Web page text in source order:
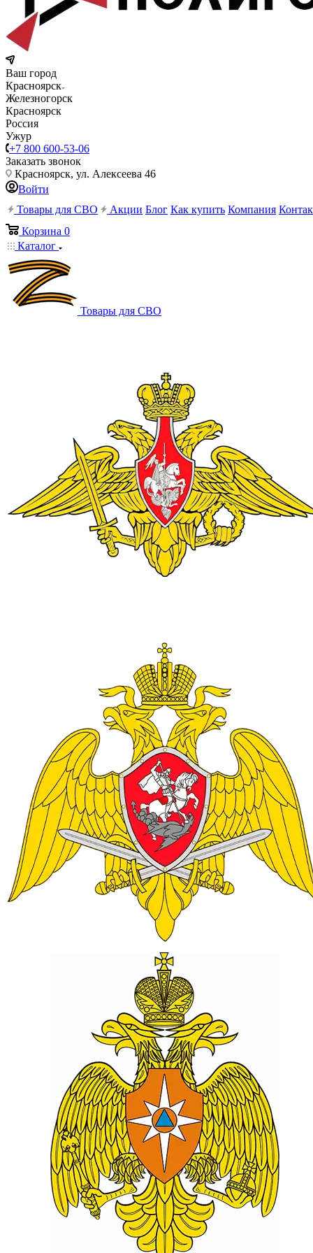
Ваш город
Красноярск
Железногорск
Красноярск
Россия
Ужур
+7 800 600-53-06
Заказать звонок
Красноярск, ул. Алексеева 46
Войти
Товары для СВО
Акции Блог Как купить Компания
Корзина 0
Каталог
Товары для СВО